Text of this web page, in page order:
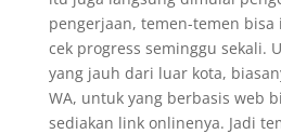
pengerjaan, temen-temen bisa
cek progress seminggu sekali.
yang jauh dari luar kota,
WA, untuk yang berbasis web
sediakan link onlinenya. Jadi